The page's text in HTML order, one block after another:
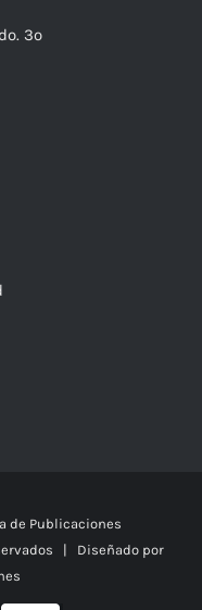
3º
de Publicaciones
| Diseñado por